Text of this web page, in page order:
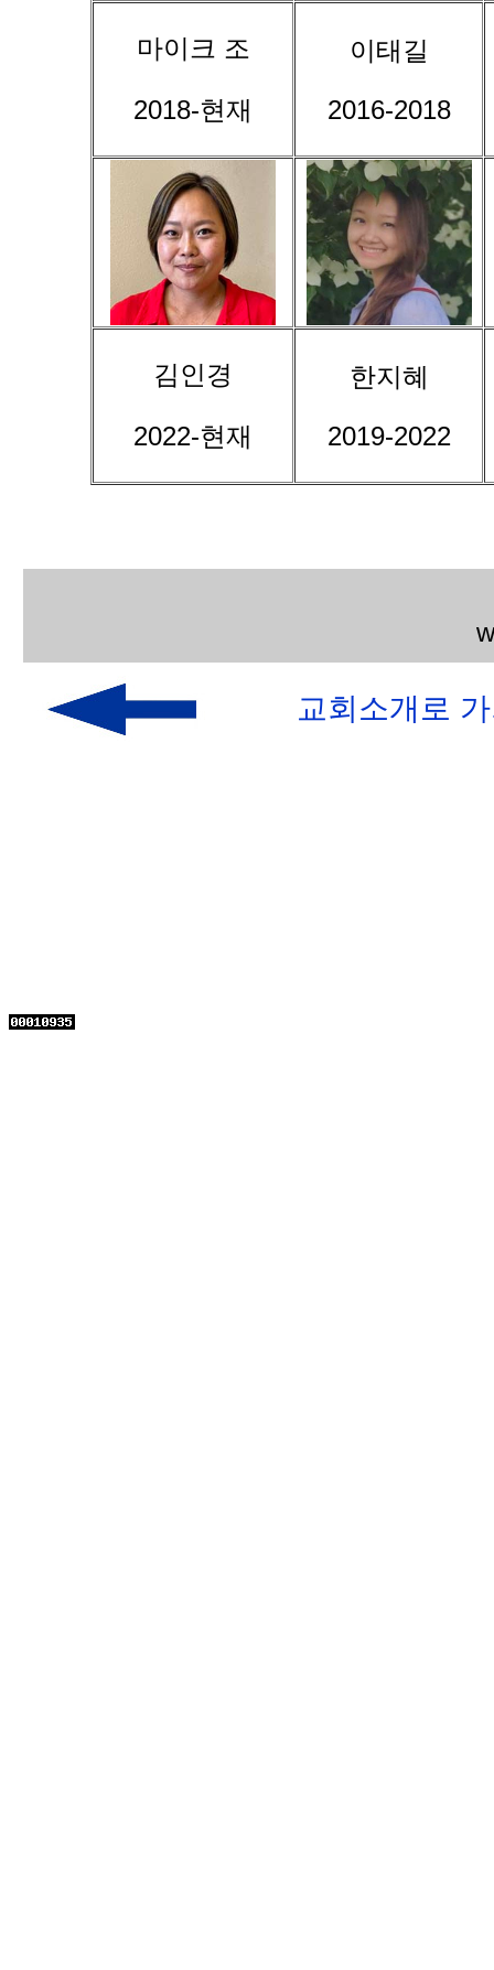
마이크 조
2018-현재
이태길
2016-2018
김인경
2022-현재
한지혜
2019-2022
교회소개로